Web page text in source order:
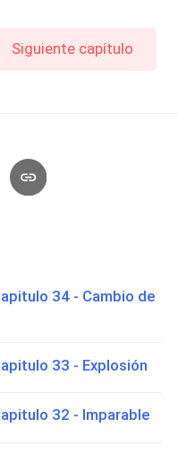
Siguiente capítulo
34 - Cambio de
33 - Explosión
32 - Imparable